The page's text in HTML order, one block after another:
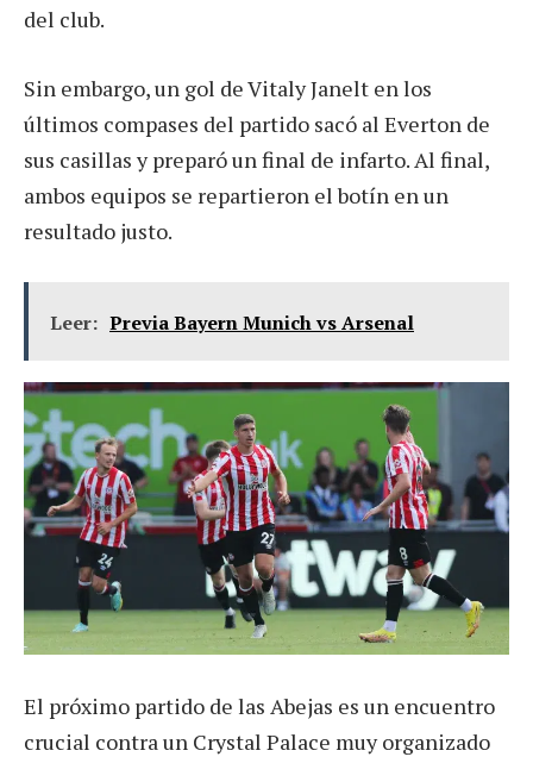
del club.
Sin embargo, un gol de Vitaly Janelt en los
últimos compases del partido sacó al Everton de
sus casillas y preparó un final de infarto. Al final,
ambos equipos se repartieron el botín en un
resultado justo.
Leer: Previa Bayern Munich vs Arsenal
El próximo partido de las Abejas es un encuentro
crucial contra un Crystal Palace muy organizado